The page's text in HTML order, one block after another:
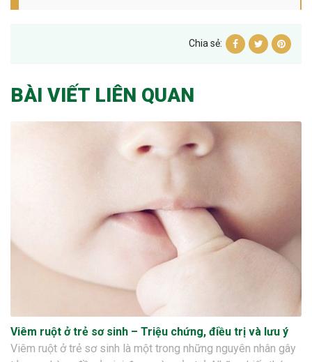
Chia sẻ:
BÀI VIẾT LIÊN QUAN
Viêm ruột ở trẻ sơ sinh – Triệu chứng, điều trị và lưu ý
Viêm ruột ở trẻ sơ sinh là một trong những nguyên nhân gây